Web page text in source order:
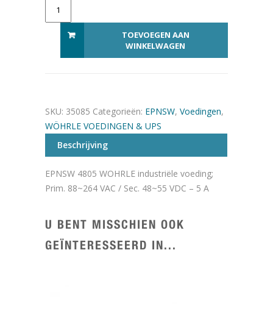
TOEVOEGEN AAN
WINKELWAGEN
SKU: 35085 Categorieën: EPNSW, Voedingen,
WÖHRLE VOEDINGEN & UPS
Beschrijving
EPNSW 4805 WOHRLE industriële voeding;
Prim. 88~264 VAC / Sec. 48~55 VDC – 5 A
U BENT MISSCHIEN OOK
GEÏNTERESSEERD IN...